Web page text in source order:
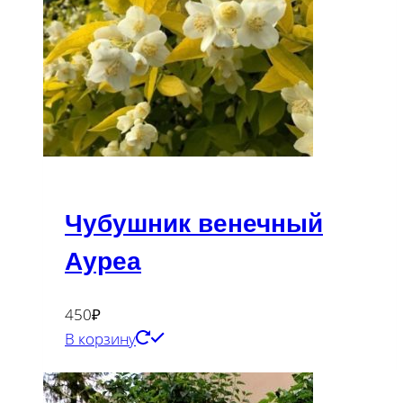
Чубушник венечный
Ауреа
450₽
В корзину